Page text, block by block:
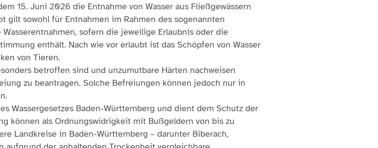
15. Juni 2026 die Entnahme von Wasser aus Fließgewässern
gilt sowohl für Entnahmen im Rahmen des sogenannten
sofern die jeweilige Erlaubnis oder die
enthält. Nach wie vor erlaubt ist das Schöpfen von Wasser
von Tieren.
betroffen sind und unzumutbare Härten nachweisen
zu beantragen. Solche Befreiungen können jedoch nur in
Wassergesetzes Baden-Württemberg und dient dem Schutz der
können als Ordnungswidrigkeit mit Bußgeldern von bis zu
Landkreise in Baden-Württemberg – darunter Biberach,